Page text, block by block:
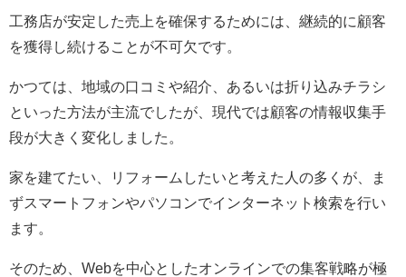
工務店が安定した売上を確保するためには、継続的に顧客
を獲得し続けることが不可欠です。
かつては、地域の口コミや紹介、あるいは折り込みチラシ
といった方法が主流でしたが、現代では顧客の情報収集手
段が大きく変化しました。
家を建てたい、リフォームしたいと考えた人の多くが、ま
ずスマートフォンやパソコンでインターネット検索を行い
ます。
そのため、Webを中心としたオンラインでの集客戦略が極